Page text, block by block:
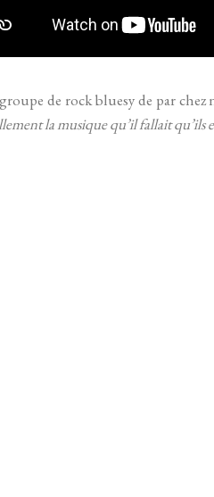
de rock bluesy de par
la musique qu’il fallait qu’ils